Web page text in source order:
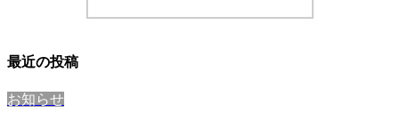
最近の投稿
お知らせ